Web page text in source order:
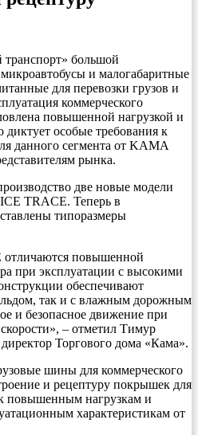
транспорт» большой
и малогабаритные
для перевозки грузов и
коммерческого
повышенной нагрузкой и
диктует особые требования к
данного сегмента от KAMA
рынка.
две новые модели
TRACE. Теперь в
типоразмеры
повышенной
при эксплуатации с высокими
обеспечивают
льдом, так и с влажным дорожным
и безопасное движение при
– отметил Тимур
Торгового дома «Кама».
шины для коммерческого
и рецептуру покрышек для
повышенным нагрузкам и
характеристикам от